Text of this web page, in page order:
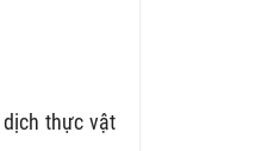
thực vật